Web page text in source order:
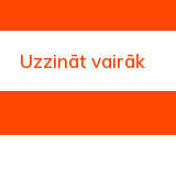
Uzzināt vairāk